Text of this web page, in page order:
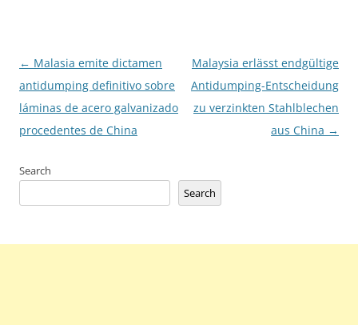
Post
navigation
← Malasia emite dictamen
antidumping definitivo sobre
láminas de acero galvanizado
procedentes de China
Malaysia erlässt endgültige
Antidumping-Entscheidung
zu verzinkten Stahlblechen
aus China →
Search
Search